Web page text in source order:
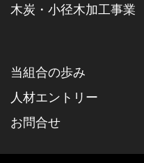
木炭・小径木加工事業
当組合の歩み
人材エントリー
お問合せ